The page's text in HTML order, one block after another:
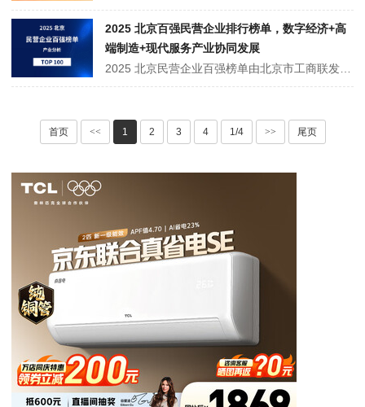
2025 北京百强民营企业排行榜单，数字经济+高
端制造+现代服务产业协同发展
2025 北京民营企业百强榜单由北京市工商联发布，覆盖电子商务、智能硬件、新能源、生物医药等多个领域100 家企业。头部企业如京东、小米、百度等领跑，超六成企业聚焦数字经济与高端制造。企业不仅构建 “头部引领 + 中小配套” 生态，还深度服务民生，成为北京 “高精尖” 经济与高质量发展的核心载体。
首页 << 1 2 3 4 1/4 >> 尾页